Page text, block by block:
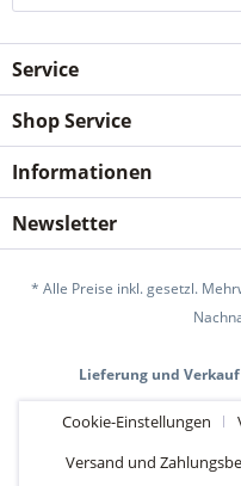
Service
Shop Service
Informationen
Newsletter
* Alle Preise inkl. gesetzl.
Lieferung und
Cookie-Einstellungen
Versand und